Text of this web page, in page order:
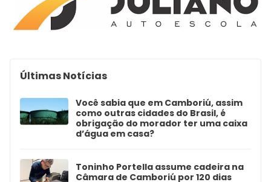
Últimas Notícias
Você sabia que em Camboriú, assim
como outras cidades do Brasil, é
obrigação do morador ter uma caixa
d’água em casa?
Toninho Portella assume cadeira na
Câmara de Camboriú por 120 dias